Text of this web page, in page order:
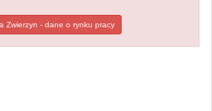
Zwierzyn - dane o rynku pracy